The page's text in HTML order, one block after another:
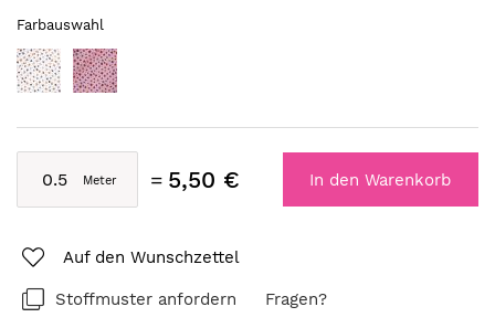
Farbauswahl
5,50 € In den Warenkorb
Auf den Wunschzettel
Stoffmuster anfordern Fragen?